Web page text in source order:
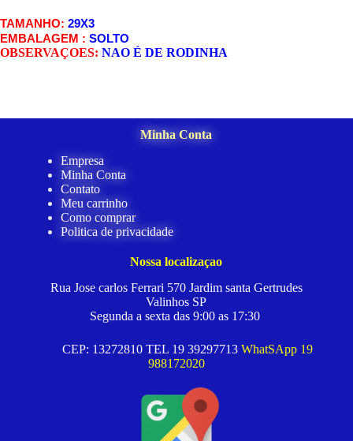
TAMANHO: 29X3
EMBALAGEM : SOLTO
OBSERVAÇOES: NAO É DE RODINHA
Minha Conta
Empresa
Minha Conta
Contato
Meu carrinho
Como comprar
Politica de privacidade
Nossa localizaçao
Rua Jose carlos Ferrari 570 Jardim santa Gertrudes
Valinhos SP
Segunda a sexta das 9:00 as 17:30
CEP: 13272810 TEL 19 39297713 WhatSApp 19
988172020